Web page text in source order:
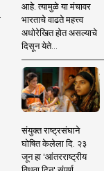
आहे. त्यामुळे या मंचावर
भारताचे वाढते महत्त्व
अधोरेखित होत असल्याचे
दिसून येते...
संयुक्त राष्ट्रसंघाने
घोषित केलेला दि. २३
जून हा 'आंतरराष्ट्रीय